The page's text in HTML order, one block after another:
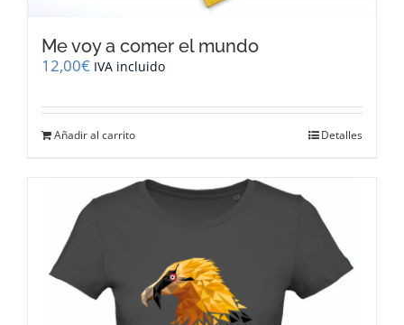
Me voy a comer el mundo
12,00€ IVA incluido
Añadir al carrito Detalles